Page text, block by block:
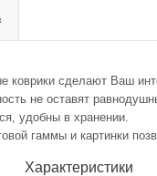
коврики сделают Ваш
не оставят
удобны в хранении.
гаммы и картинки
Характеристики